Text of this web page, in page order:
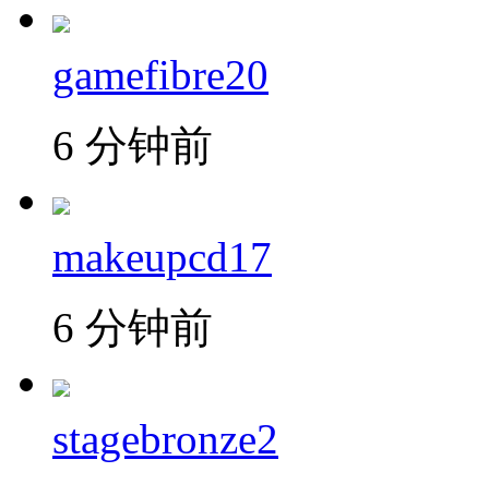
gamefibre20
6 分钟前
makeupcd17
6 分钟前
stagebronze2